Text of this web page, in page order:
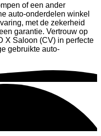
of een ander
auto-onderdelen winkel
met de zekerheid
garantie. Vertrouw op
X Saloon (CV) in perfecte
gebruikte auto-